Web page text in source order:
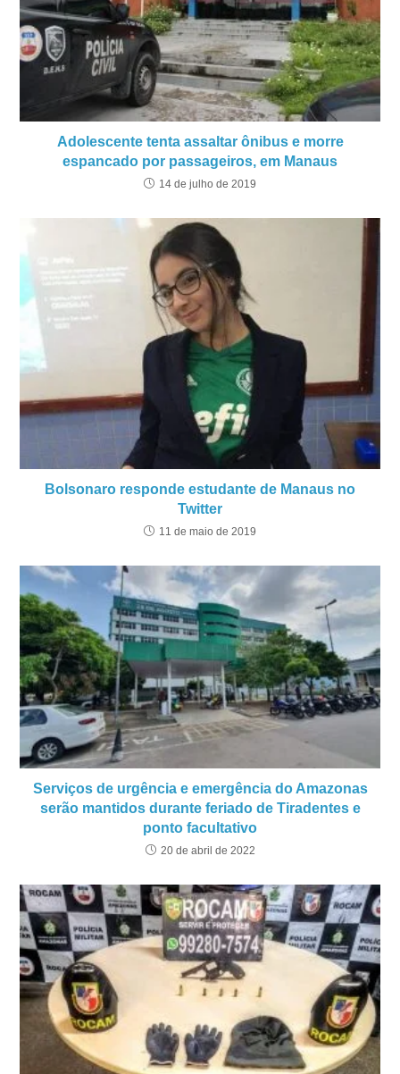
Adolescente tenta assaltar ônibus e morre
espancado por passageiros, em Manaus
14 de julho de 2019
Bolsonaro responde estudante de Manaus no
Twitter
11 de maio de 2019
Serviços de urgência e emergência do Amazonas
serão mantidos durante feriado de Tiradentes e
ponto facultativo
20 de abril de 2022